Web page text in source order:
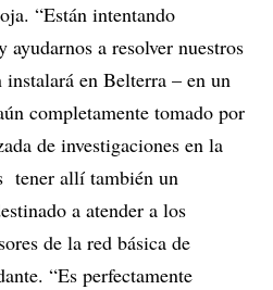
“Están intentando
ayudarnos a resolver nuestros
en Belterra – en un
completamente tomado por
de investigaciones en la
tener allí también un
a atender a los
de la red básica de
“Es perfectamente